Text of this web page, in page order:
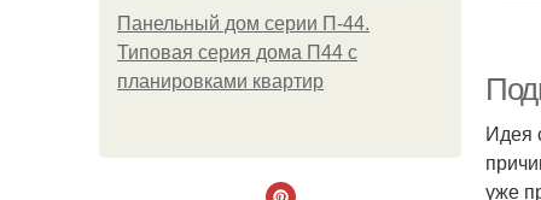
Панельный дом серии П-44.
Типовая серия дома П44 с
планировками квартир
Идея
уже